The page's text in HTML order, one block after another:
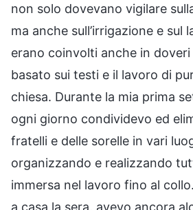
non solo dovevano vigilare
ma anche sull’irrigazione e sul
erano coinvolti anche in doveri
basato sui testi e il lavoro di
chiesa. Durante la mia prima
ogni giorno condividevo ed
fratelli e delle sorelle in vari
organizzando e realizzando
immersa nel lavoro fino al
a casa la sera, avevo ancora